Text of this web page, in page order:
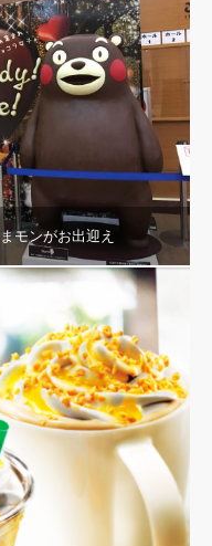
モンがお出迎え